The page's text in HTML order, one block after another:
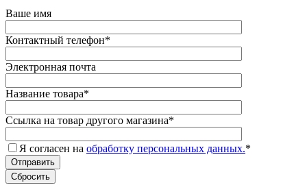
Ваше имя
Контактный телефон*
Электронная почта
Название товара*
Ссылка на товар другого магазина*
Я согласен на обработку персональных данных.*